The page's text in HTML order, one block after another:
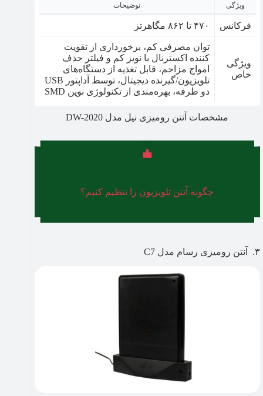
ویژگی توضیحات
فرکانس ۴۷۰ تا ۸۶۲ مگاهرتز
ویژگی
خاص
توان مصرفی کم، برخورداری از تقویت
کننده اکسترنال با نویز کم و فیلتر حذف
امواج مزاحم، قابل تغذیه از دستگاه‌های
تلویزیون/گیرنده دیجیتال، توسط آداپتور USB
دو طرفه، بهره‌مندی از تکنولوژی نوین SMD
مشخصات آنتن رومیزی نیل مدل DW-2020
چگونه آنتن تلویزیون را تنظیم کنیم؟
۳. آنتن رومیزی رسام مدل C7